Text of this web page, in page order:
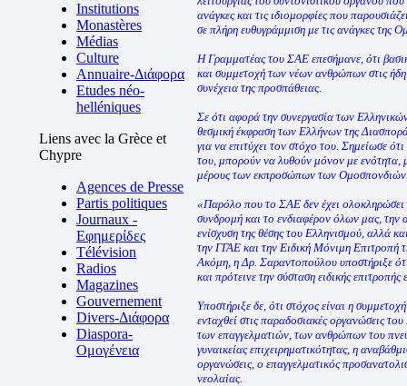
Institutions
Monastères
Médias
Culture
Annuaire-Διάφορα
Etudes néo-
helléniques
Liens avec la Grèce et
Chypre
Agences de Presse
Partis politiques
Journaux -
Εφημερίδες
Télévision
Radios
Magazines
Gouvernement
Divers-Διάφορα
Diaspora-
Ομογένεια
ανάγκες και τις ιδιομορφίες που
σε πλήρη ευθυγράμμιση με τις ανάγκες της
Η Γραμματέας του ΣΑΕ επεσήμανε, ότι
και συμμετοχή των νέων ανθρώπων στις
συνέχεια της προσπάθειας.
Σε ότι αφορά την συνεργασία των
θεσμική έκφραση των Ελλήνων της
για να επιτύχει τον στόχο του. Σημείωσε
του, μπορούν να λυθούν μόνον με ενότητα,
μέρους των εκπροσώπων των
«Παρόλο που το ΣΑΕ δεν έχει ολοκληρώσει
συνδρομή και το ενδιαφέρον όλων μας, την
ενίσχυση της θέσης του Ελληνισμού, αλλά
την ΓΓΑΕ και την Ειδική Μόνιμη Επιτροπή
Ακόμη, η Δρ. Σαραντοπούλου υποστήριξε
και πρότεινε την σύσταση ειδικής
Υποστήριξε δε, ότι στόχος είναι η
ενταχθεί στις παραδοσιακές οργανώσεις
των επαγγελματιών, των ανθρώπων του
γυναικείας επιχειρηματικότητας, η
οργανώσεις, ο επαγγελματικός
νεολαίας.